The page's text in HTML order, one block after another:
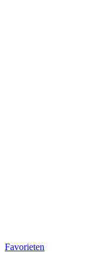
Favorieten